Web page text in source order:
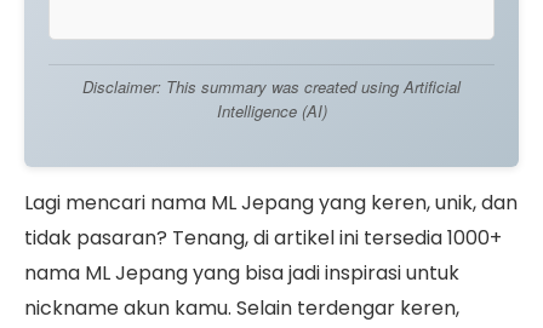
Disclaimer: This summary was created using Artificial
Intelligence (AI)
Lagi mencari nama ML Jepang yang keren, unik, dan
tidak pasaran? Tenang, di artikel ini tersedia 1000+
nama ML Jepang yang bisa jadi inspirasi untuk
nickname akun kamu. Selain terdengar keren,